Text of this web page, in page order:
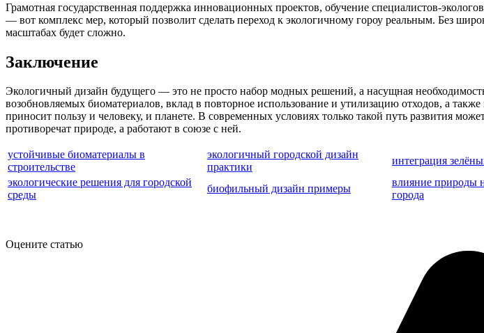
Грамотная государственная поддержка инновационных проектов, обучение специалистов-
— вот комплекс мер, который позволит сделать переход к экологичному гороу реальным. Без
масштабах будет сложно.
Заключение
Экологичный дизайн будущего — это не просто набор модных решений, а насущная
возобновляемых биоматериалов, вклад в повторное использование и утилизацию отходов, а
приносит пользу и человеку, и планете. В современных условиях только такой путь развития
противоречат природе, а работают в союзе с ней.
устойчивые биоматериалы в
строительстве
экологичный городской дизайн
практики
интеграция
экологические решения для городской
среды
биофильный дизайн примеры
влияние природы
города
Оцените статью